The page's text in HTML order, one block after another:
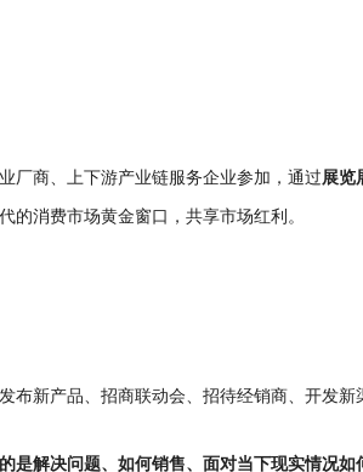
厂商、上下游产业链服务企业参加，通过展览
的消费市场黄金窗口，共享市场红利。
布新产品、招商联动会、招待经销商、开发
是解决问题、如何销售、面对当下现实情况